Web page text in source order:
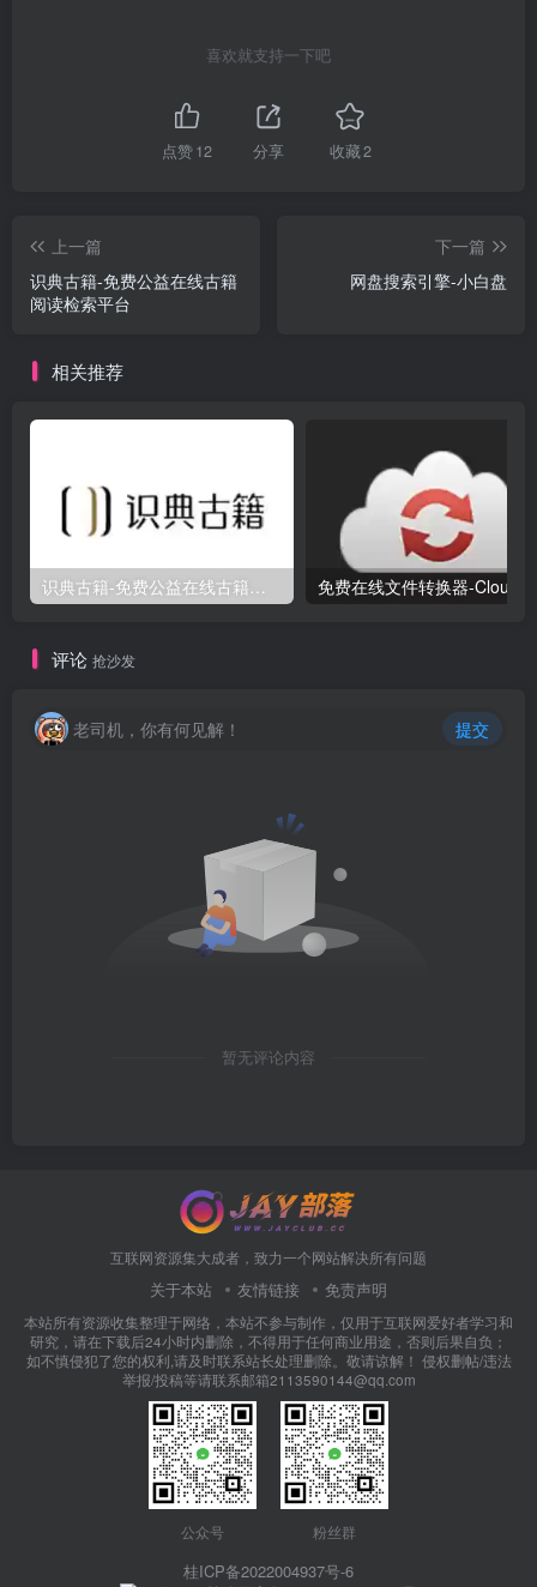
喜欢就支持一下吧
点赞12 分享 收藏2
上一篇
识典古籍-免费公益在线古籍
阅读检索平台
下一篇
网盘搜索引擎-小白盘
相关推荐
识典古籍-免费公益在线古籍阅读检索平台
评论 抢沙发
老司机，你有何见解！ 提交
暂无评论内容
互联网资源集大成者，致力一个网站解决所有问题
关于本站 友情链接 免责声明
本站所有资源收集整理于网络，本站不参与制作，仅用于互联网爱好者学习和
研究，请在下载后24小时内删除，不得用于任何商业用途，否则后果自负；
如不慎侵犯了您的权利,请及时联系站长处理删除。敬请谅解！ 侵权删帖/违法
举报/投稿等请联系邮箱2113590144@qq.com
公众号 粉丝群
桂ICP备2022004937号-6